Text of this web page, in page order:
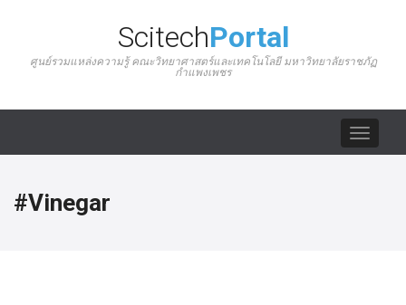
ScitechPortal
ศูนย์รวมแหล่งความรู้ คณะวิทยาศาสตร์และเทคโนโลยี มหาวิทยาลัยราชภัฏ
กำแพงเพชร
Toggle
#Vinegar